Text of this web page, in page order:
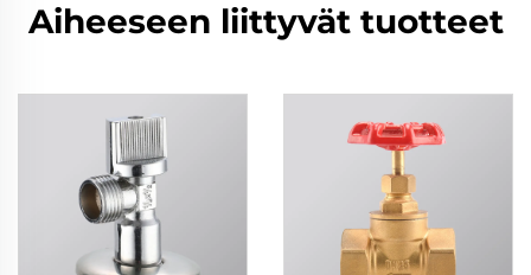
Aiheeseen liittyvät tuotteet